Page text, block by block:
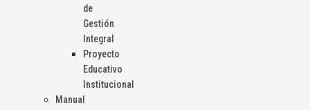
de
Gestión
Integral
Proyecto
Educativo
Institucional
Manual